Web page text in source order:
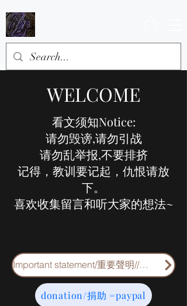
WELCOME
看文须知Notice:
请勿毁谤,请勿引战
请勿乱举报,不要排挤
记得，教训要记起，仇恨请放
下。
喜欢收集留言和听大家的想法~
Important statement/重要聲明//重要申明
donation/捐助 =paypal